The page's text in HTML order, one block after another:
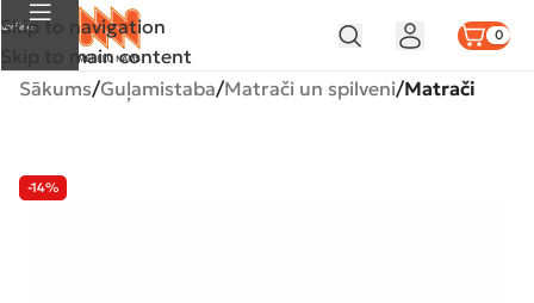
Skip to navigation
Skip to main content
Izvēlne 0
Sākums Guļamistaba Matrači un spilveni Matrači
-14%